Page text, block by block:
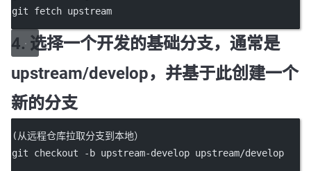
git fetch upstream
4. 选择一个开发的基础分支，通常是
upstream/develop，并基于此创建一个
新的分支
(从远程仓库拉取分支到本地）
git checkout -b upstream-develop upstream/develop